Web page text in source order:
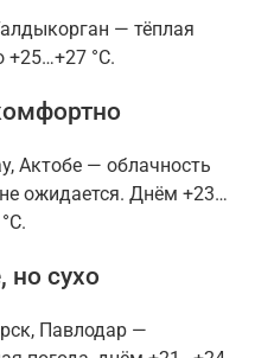
— тёплая
+25…+27 °C.
Актобе — облачность
ожидается. Днём +23…
но сухо
Павлодар —